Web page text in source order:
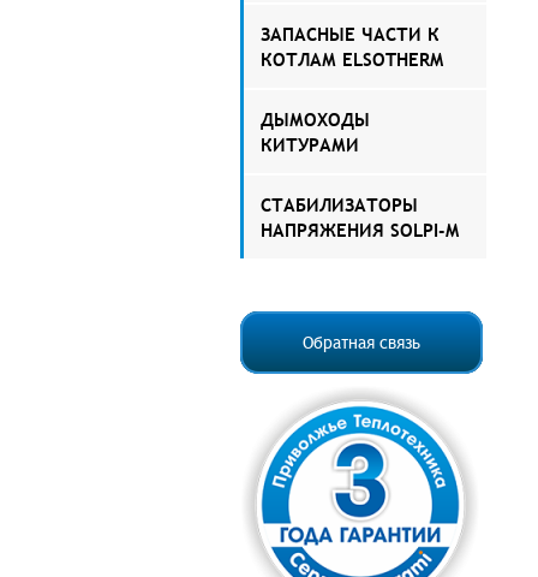
ЗАПАСНЫЕ ЧАСТИ К
КОТЛАМ ELSOTHERM
ДЫМОХОДЫ
КИТУРАМИ
СТАБИЛИЗАТОРЫ
НАПРЯЖЕНИЯ SOLPI-M
Обратная связь